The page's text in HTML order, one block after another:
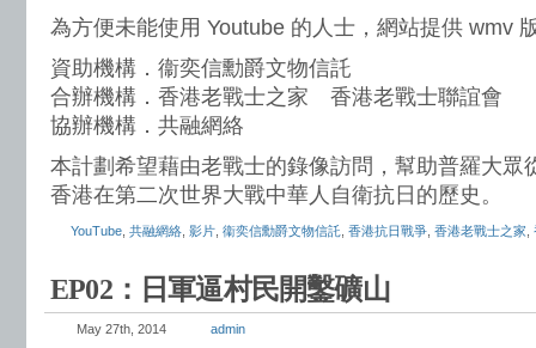
為方便未能使用 Youtube 的人士，網站提供 wmv
資助機構．衞奕信勳爵文物信託
合辦機構．香港老戰士之家 香港老戰士聯誼會
協辦機構．共融網絡
本計劃希望藉由老戰士的錄像訪問，幫助普羅大眾
香港在第二次世界大戰中華人自衛抗日的歷史。
YouTube 共融網絡 影片 衞奕信勳爵文物信託 香港抗日戰爭 香港老戰士之家
EP02：日軍逼村民開鑿礦山
May 27th, 2014 admin